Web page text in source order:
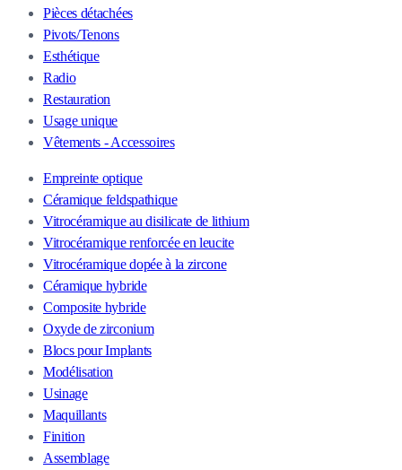
Pièces détachées
Pivots/Tenons
Esthétique
Radio
Restauration
Usage unique
Vêtements - Accessoires
Empreinte optique
Céramique feldspathique
Vitrocéramique au disilicate de lithium
Vitrocéramique renforcée en leucite
Vitrocéramique dopée à la zircone
Céramique hybride
Composite hybride
Oxyde de zirconium
Blocs pour Implants
Modélisation
Usinage
Maquillants
Finition
Assemblage